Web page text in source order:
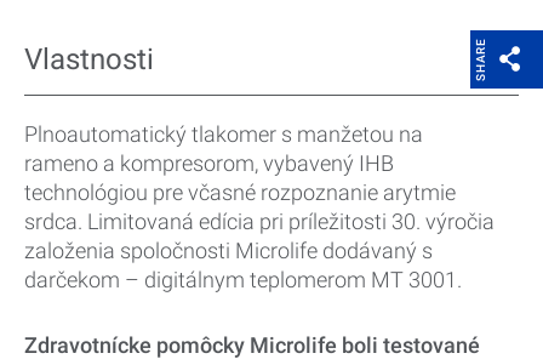
SHARE
Vlastnosti
Plnoautomatický tlakomer s manžetou na
rameno a kompresorom, vybavený IHB
technológiou pre včasné rozpoznanie arytmie
srdca. Limitovaná edícia pri príležitosti 30. výročia
založenia spoločnosti Microlife dodávaný s
darčekom – digitálnym teplomerom MT 3001.
Zdravotnícke pomôcky Microlife boli testované